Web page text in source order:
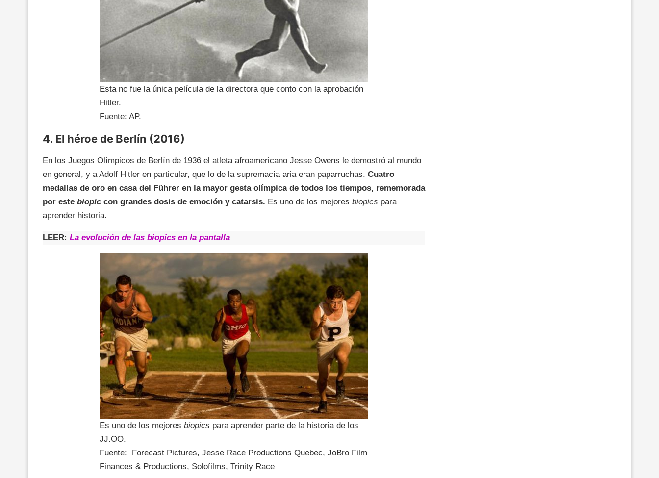
Esta no fue la única película de la directora que conto con la aprobación
Hitler.
Fuente: AP.
4. El héroe de Berlín (2016)
En los Juegos Olímpicos de Berlín de 1936 el atleta afroamericano Jesse Owens le demostró al mundo
en general, y a Adolf Hitler en particular, que lo de la supremacía aria eran paparruchas. Cuatro
medallas de oro en casa del Führer en la mayor gesta olímpica de todos los tiempos, rememorada
por este biopic con grandes dosis de emoción y catarsis. Es uno de los mejores biopics para
aprender historia.
LEER: La evolución de las biopics en la pantalla
Es uno de los mejores biopics para aprender parte de la historia de los
JJ.OO.
Fuente: Forecast Pictures, Jesse Race Productions Quebec, JoBro Film
Finances & Productions, Solofilms, Trinity Race